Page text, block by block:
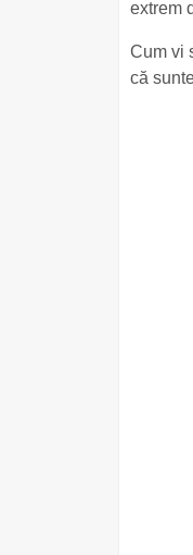
extrem
Cum vi
că